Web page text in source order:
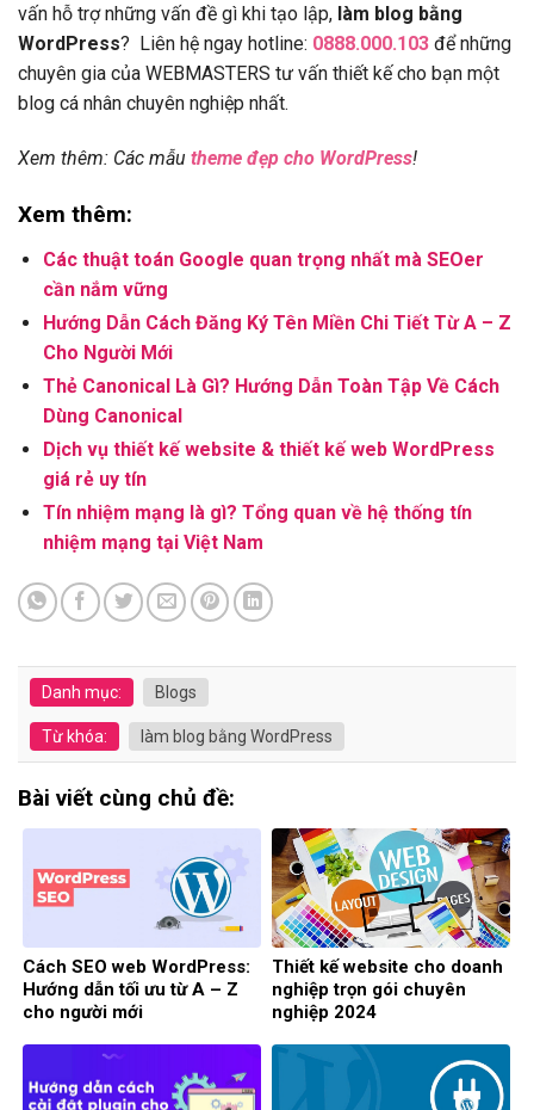
vấn hỗ trợ những vấn đề gì khi tạo lập, làm blog bằng
WordPress? Liên hệ ngay hotline: 0888.000.103 để những
chuyên gia của WEBMASTERS tư vấn thiết kế cho bạn một
blog cá nhân chuyên nghiệp nhất.
Xem thêm: Các mẫu theme đẹp cho WordPress!
Xem thêm:
Các thuật toán Google quan trọng nhất mà SEOer
cần nắm vững
Hướng Dẫn Cách Đăng Ký Tên Miền Chi Tiết Từ A – Z
Cho Người Mới
Thẻ Canonical Là Gì? Hướng Dẫn Toàn Tập Về Cách
Dùng Canonical
Dịch vụ thiết kế website & thiết kế web WordPress
giá rẻ uy tín
Tín nhiệm mạng là gì? Tổng quan về hệ thống tín
nhiệm mạng tại Việt Nam
Danh mục: Blogs
Từ khóa: làm blog bằng WordPress
Bài viết cùng chủ đề:
Cách SEO web WordPress:
Hướng dẫn tối ưu từ A – Z
cho người mới
Thiết kế website cho doanh
nghiệp trọn gói chuyên
nghiệp 2024